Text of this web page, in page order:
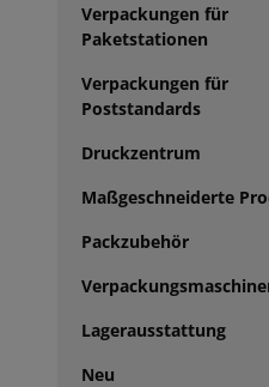
Verpackungen für
Paketstationen
Verpackungen für
Poststandards
Druckzentrum
Maßgeschneiderte
Packzubehör
Lagerausstattung
Neu